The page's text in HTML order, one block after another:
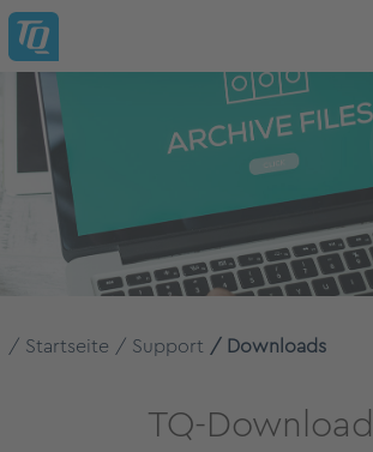
Startseite Support Downloads
TQ-